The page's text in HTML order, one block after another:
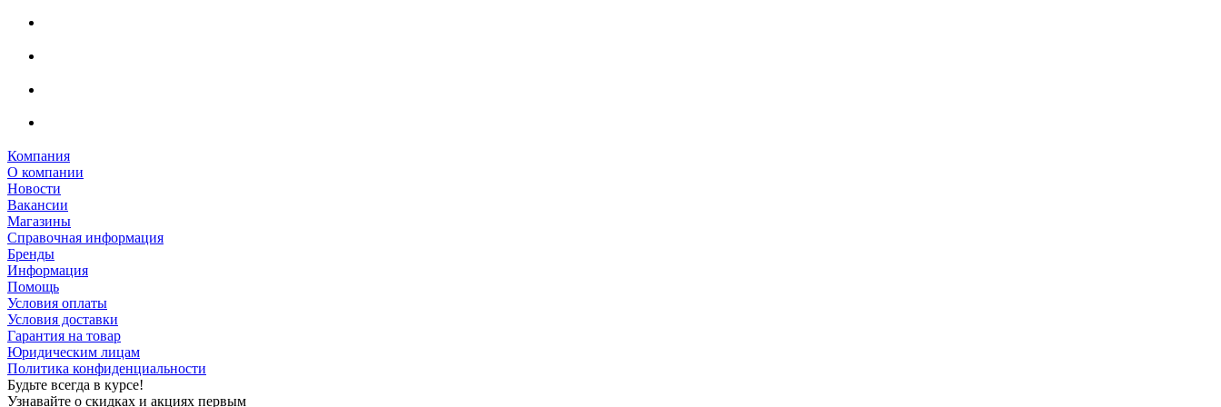
Компания
О компании
Новости
Вакансии
Магазины
Справочная информация
Бренды
Информация
Помощь
Условия оплаты
Условия доставки
Гарантия на товар
Юридическим лицам
Политика конфиденциальности
Будьте всегда в курсе!
Узнавайте о скидках и акциях первым